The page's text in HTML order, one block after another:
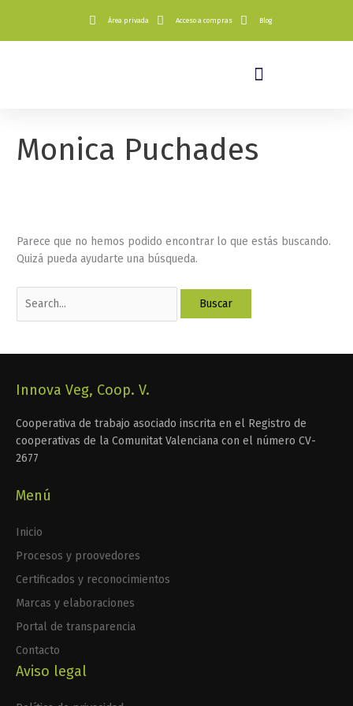
contenido
Área privada Acceso a compras Blog
Monica Puchades
Parece que no hemos podido encontrar lo que estás buscando.
Quizá pueda ayudarte una búsqueda.
Innova Veg, Coop. V.
Cooperativa de trabajo asociado inscrita en el Registro de
cooperativas de la Comunitat Valenciana con el número CV-
2677
Menú
Inicio
Procesos y proovedores
Certificados y reconocimientos
Marcas y elaboraciones
Portal de transparencia
Contacto
Aviso legal